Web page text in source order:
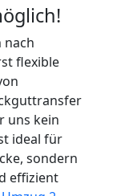
nach
flexible
uns kein
ideal für
sondern
effizient